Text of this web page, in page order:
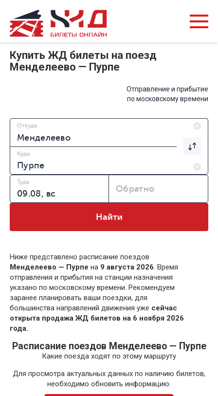
Купить ЖД билеты на поезд
Менделеево — Пурпе
Отправление и прибытие
по московскому времени
Откуда
Куда
Туда
Обратно
Найти
Ниже представлено расписание поездов
Менделеево — Пурпе на 9 августа 2026. Время
отправления и прибытия на станции назначения
указано по московскому времени. Рекомендуем
заранее планировать ваши поездки, для
большинства направлений движения уже сейчас
открыта продажа ЖД билетов на 6 ноября 2026
года.
Расписание поездов Менделеево — Пурпе
Какие поезда ходят по этому маршруту
Для просмотра актуальных данных по наличию билетов,
необходимо обновить информацию: